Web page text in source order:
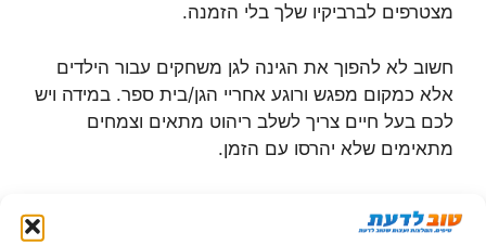
מצטרפים לברביקיו שלך בלי הזמנה.
חשוב לא להפוך את הגינה לגן משחקים עבור הילדים
אלא כמקום מפגש ורוגע אחריי הגן/בית ספר. במידה ויש
לכם בעל חיים צריך לשלב ריהוט מתאים וצמחים
מתאימים שלא יהרסו עם הזמן.
גדרות, חצרות פנימיות, ריצוף וטכניקות כדי לשמור על